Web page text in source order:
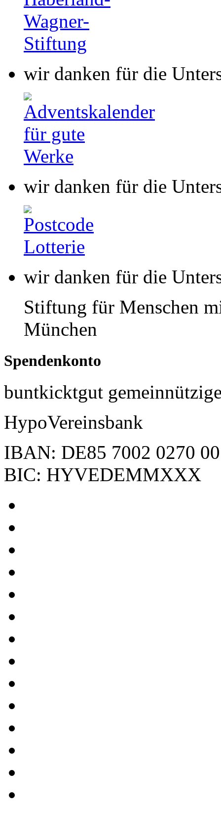
wir danken für die
wir danken für die
Stiftung für Menschen
München
Spendenkonto
buntkicktgut
HypoVereinsbank
IBAN: DE85 7002 0270
BIC: HYVEDEMMXXX